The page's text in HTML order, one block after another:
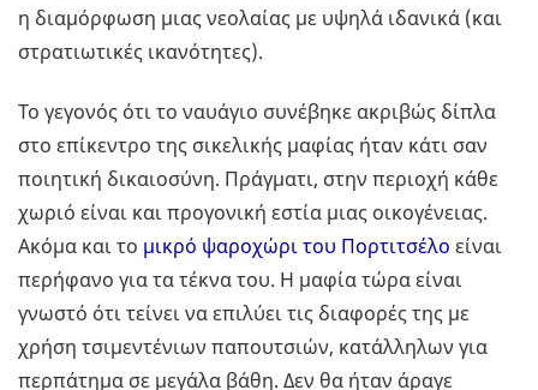
η διαμόρφωση μιας νεολαίας με υψηλά ιδανικά (και
στρατιωτικές ικανότητες).
Το γεγονός ότι το ναυάγιο συνέβηκε ακριβώς δίπλα
στο επίκεντρο της σικελικής μαφίας ήταν κάτι σαν
ποιητική δικαιοσύνη. Πράγματι, στην περιοχή κάθε
χωριό είναι και προγονική εστία μιας οικογένειας.
Ακόμα και το μικρό ψαροχώρι του Πορτιτσέλο είναι
περήφανο για τα τέκνα του. Η μαφία τώρα είναι
γνωστό ότι τείνει να επιλύει τις διαφορές της με
χρήση τσιμεντένιων παπουτσιών, κατάλληλων για
περπάτημα σε μεγάλα βάθη. Δεν θα ήταν άραγε